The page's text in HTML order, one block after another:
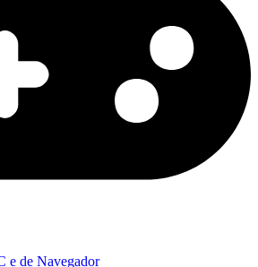
e de Navegador